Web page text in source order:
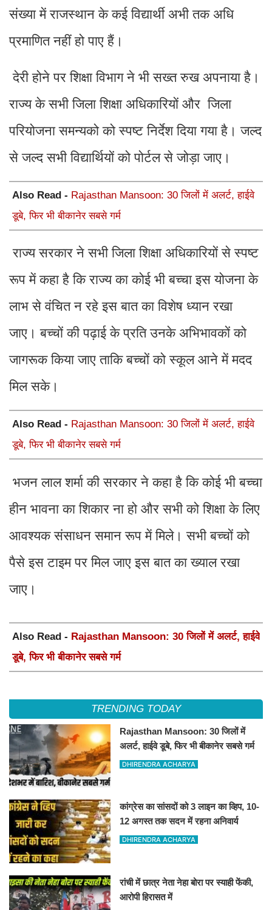
संख्या में राजस्थान के कई विद्यार्थी अभी तक अधि
प्रमाणित नहीं हो पाए हैं।
देरी होने पर शिक्षा विभाग ने भी सख्त रुख अपनाया है।
राज्य के सभी जिला शिक्षा अधिकारियों और जिला
परियोजना समन्यको को स्पष्ट निर्देश दिया गया है। जल्द
से जल्द सभी विद्यार्थियों को पोर्टल से जोड़ा जाए।
Also Read - Rajasthan Mansoon: 30 जिलों में अलर्ट, हाईवे
डूबे, फिर भी बीकानेर सबसे गर्म
राज्य सरकार ने सभी जिला शिक्षा अधिकारियों से स्पष्ट
रूप में कहा है कि राज्य का कोई भी बच्चा इस योजना के
लाभ से वंचित न रहे इस बात का विशेष ध्यान रखा
जाए। बच्चों की पढ़ाई के प्रति उनके अभिभावकों को
जागरूक किया जाए ताकि बच्चों को स्कूल आने में मदद
मिल सके।
Also Read - Rajasthan Mansoon: 30 जिलों में अलर्ट, हाईवे
डूबे, फिर भी बीकानेर सबसे गर्म
भजन लाल शर्मा की सरकार ने कहा है कि कोई भी बच्चा
हीन भावना का शिकार ना हो और सभी को शिक्षा के लिए
आवश्यक संसाधन समान रूप में मिले। सभी बच्चों को
पैसे इस टाइम पर मिल जाए इस बात का ख्याल रखा
जाए।
Also Read - Rajasthan Mansoon: 30 जिलों में अलर्ट, हाईवे
डूबे, फिर भी बीकानेर सबसे गर्म
TRENDING TODAY
Rajasthan Mansoon: 30 जिलों में
अलर्ट, हाईवे डूबे, फिर भी बीकानेर सबसे गर्म
DHIRENDRA ACHARYA
कांग्रेस का सांसदों को 3 लाइन का व्हिप, 10-
12 अगस्त तक सदन में रहना अनिवार्य
DHIRENDRA ACHARYA
रांची में छात्र नेता नेहा बोरा पर स्याही फेंकी,
आरोपी हिरासत में